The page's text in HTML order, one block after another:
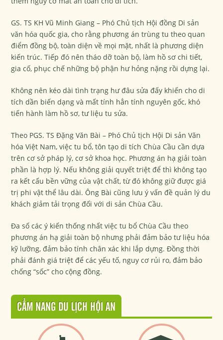
GS. TS KH Vũ Minh Giang – Phó Chủ tịch Hội đồng Di sản
văn hóa quốc gia, cho rằng phương án trùng tu theo quan
điểm đồng bộ, toàn diện về mọi mặt, nhất là phương diện
kiến trúc. Tiếp đó nên tháo dỡ toàn bộ, làm hồ sơ chi tiết,
gia cố, phục chế những bộ phận hư hỏng nặng rồi dựng lại.
Không nên kéo dài tình trạng hư đâu sửa đấy khiến cho di
tích dần biến dạng và mất tính hẳn tính nguyên gốc, khó
tiến hành làm hồ sơ, tư liệu tu sửa.
Theo PGS. TS Đặng Văn Bài – Phó Chủ tịch Hội Di sản Văn
hóa Việt Nam, việc tu bổ, tôn tạo di tích Chùa Cầu cần dựa
trên cơ sở pháp lý, cơ sở khoa học. Phương án hạ giải toàn
phần là hợp lý. Nếu không giải quyết triệt để thì không tạo
ra kết cấu bền vững của vật chất, từ đó không giữ được giá
trị phi vật thể lâu dài. Ông Bài cũng lưu ý vấn đề quản lý du
khách giảm tải trọng đối với di sản Chùa Cầu.
Đa số các ý kiến thống nhất việc tu bổ Chùa Cầu theo
phương án hạ giải toàn bộ nhưng phải đảm bảo tư liệu hóa
kỹ lưỡng, đảm bảo tính chân xác khi lắp dựng. Đồng thời
phải đánh giá triệt để các yếu tố, nguy cơ rủi ro, đảm bảo
chống “sốc” cho cộng đồng.
CẨM NANG DU LỊCH HỘI AN